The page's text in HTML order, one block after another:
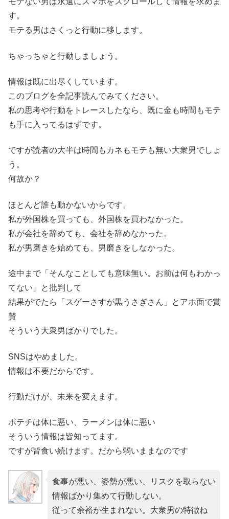
す。
モテる男はさくっと行動に移します。
ちゃっちゃと行動しましょう。
情報は既に出尽くしています。
このブログを全記事読んでみてください。
私の思考や行動をトレースしたなら、既に金も時間もモテ
も手に入ってるはずです。
ですが読者の大半は時間もカネもモテも無い大衆男でしょ
う。
何故か？
ほとんど誰も動かないからです。
私が外国株を買っても、外国株を買わなかった。
私が会社を辞めても、会社を辞めなかった。
私が男磨きを始めても、男磨きをしなかった。
途中まで「そんなことしても意味無い。お前は何もわかっ
てない」と批判して
結果がでたら「スゲーさすが黒うさぎさん」とアホ面で賞
賛
そういう大衆男ばかりでした。
SNSはやめました。
情報は不要だからです。
行動だけが、未来を変えます。
ポテチは体に悪い、ラーメンは体に悪い
そういう情報は皆知ってます。
ですが皆食い続けます。だから弱いままなのです
食事が悪い、姿勢が悪い、リスクを取らない
情報ばかり集めて行動しない。
従って余裕が生まれない。大衆男の特徴ね